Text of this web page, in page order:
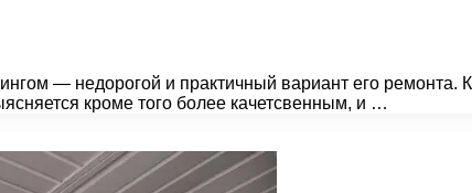
— недорогой и практичный вариант его ремонта.
кроме того более качетсвенным, и …